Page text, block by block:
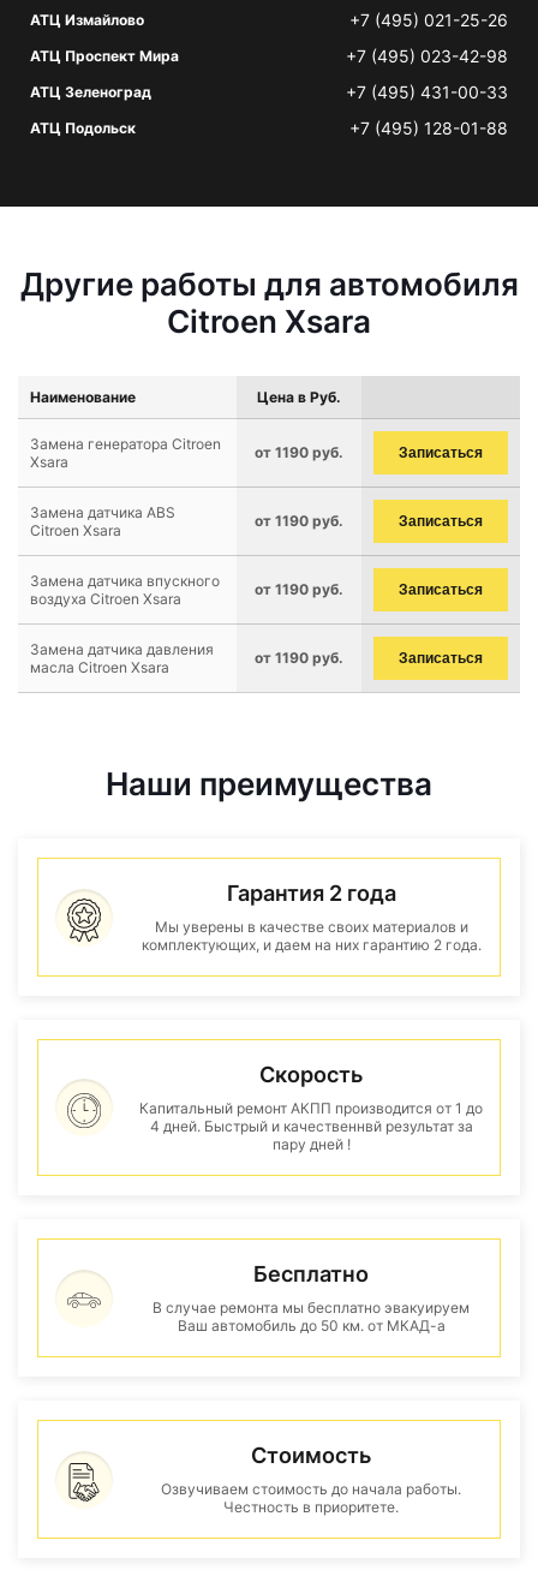
АТЦ Измайлово +7 (495) 021-25-26
АТЦ Проспект Мира +7 (495) 023-42-98
АТЦ Зеленоград +7 (495) 431-00-33
АТЦ Подольск +7 (495) 128-01-88
Другие работы для автомобиля
Citroen Xsara
Наименование Цена в Руб.
Замена генератора Citroen
Xsara
от 1190 руб. Записаться
Замена датчика ABS
Citroen Xsara
от 1190 руб. Записаться
Замена датчика впускного
воздуха Citroen Xsara
от 1190 руб. Записаться
Замена датчика давления
масла Citroen Xsara
от 1190 руб. Записаться
Наши преимущества
Гарантия 2 года
Мы уверены в качестве своих материалов и
комплектующих, и даем на них гарантию 2 года.
Скорость
Капитальный ремонт АКПП производится от 1 до
4 дней. Быстрый и качественнвй результат за
пару дней !
Бесплатно
В случае ремонта мы бесплатно эвакуируем
Ваш автомобиль до 50 км. от МКАД-а
Стоимость
Озвучиваем стоимость до начала работы.
Честность в приоритете.